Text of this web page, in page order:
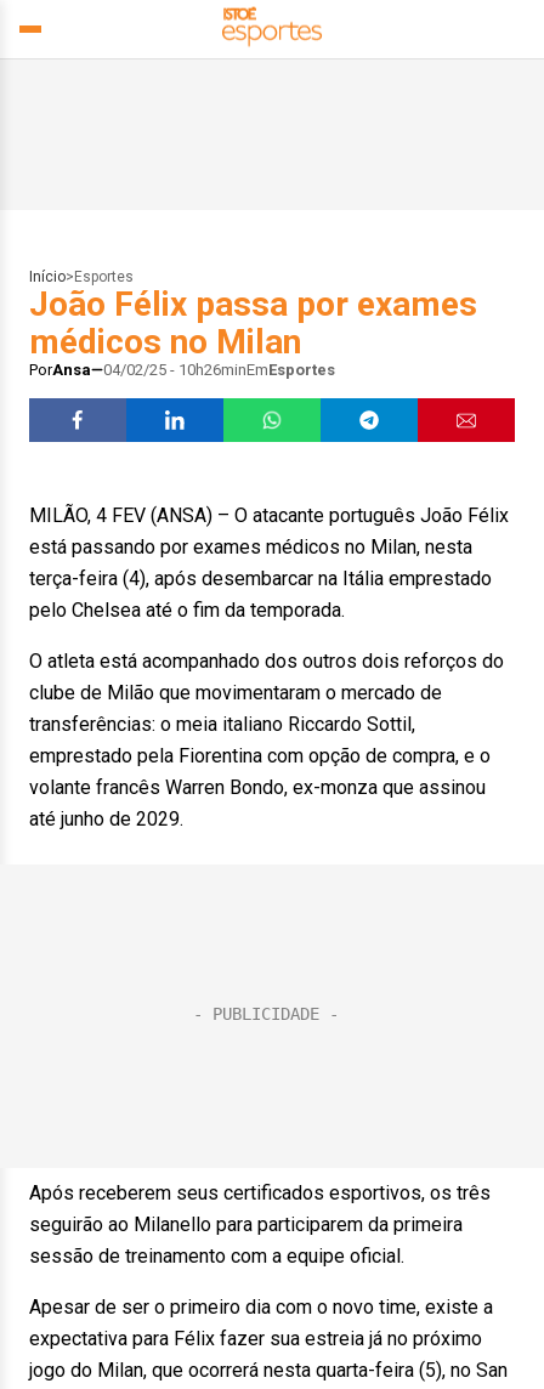
Início> Esportes
João Félix passa por exames
médicos no Milan
PorAnsa 04/02/25 - 10h26minEmEsportes
MILÃO, 4 FEV (ANSA) – O atacante português João Félix
está passando por exames médicos no Milan, nesta
terça-feira (4), após desembarcar na Itália emprestado
pelo Chelsea até o fim da temporada.
O atleta está acompanhado dos outros dois reforços do
clube de Milão que movimentaram o mercado de
transferências: o meia italiano Riccardo Sottil,
emprestado pela Fiorentina com opção de compra, e o
volante francês Warren Bondo, ex-monza que assinou
até junho de 2029.
Após receberem seus certificados esportivos, os três
seguirão ao Milanello para participarem da primeira
sessão de treinamento com a equipe oficial.
Apesar de ser o primeiro dia com o novo time, existe a
expectativa para Félix fazer sua estreia já no próximo
jogo do Milan, que ocorrerá nesta quarta-feira (5), no San